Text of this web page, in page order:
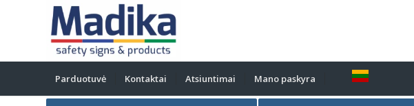
Parduotuvė Kontaktai Atsiuntimai Mano paskyra